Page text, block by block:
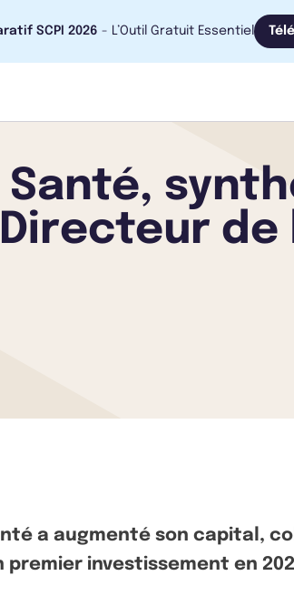
SCPI 2026 - L’Outil Gratuit Essentiel
Santé,
de
a augmenté son capital,
premier investissement en